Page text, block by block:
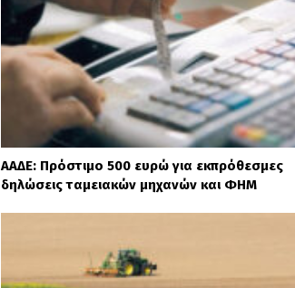
ΑΑΔΕ: Πρόστιμο 500 ευρώ για εκπρόθεσμες
δηλώσεις ταμειακών μηχανών και ΦΗΜ